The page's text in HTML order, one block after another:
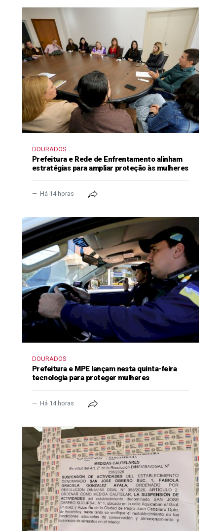
DOURADOS
Prefeitura e Rede de Enfrentamento alinham
estratégias para ampliar proteção às mulheres
Há 14 horas
DOURADOS
Prefeitura e MPE lançam nesta quinta-feira
tecnologia para proteger mulheres
Há 14 horas